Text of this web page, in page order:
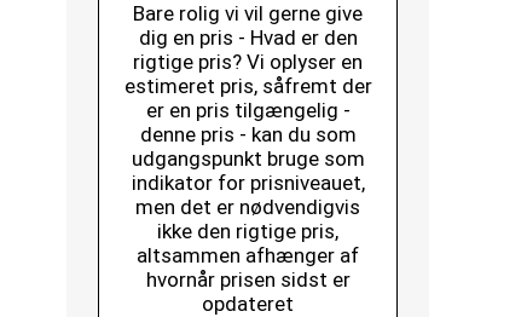
Bare rolig vi vil gerne give
dig en pris - Hvad er den
rigtige pris? Vi oplyser en
estimeret pris, såfremt der
er en pris tilgængelig -
denne pris - kan du som
udgangspunkt bruge som
indikator for prisniveauet,
men det er nødvendigvis
ikke den rigtige pris,
altsammen afhænger af
hvornår prisen sidst er
opdateret